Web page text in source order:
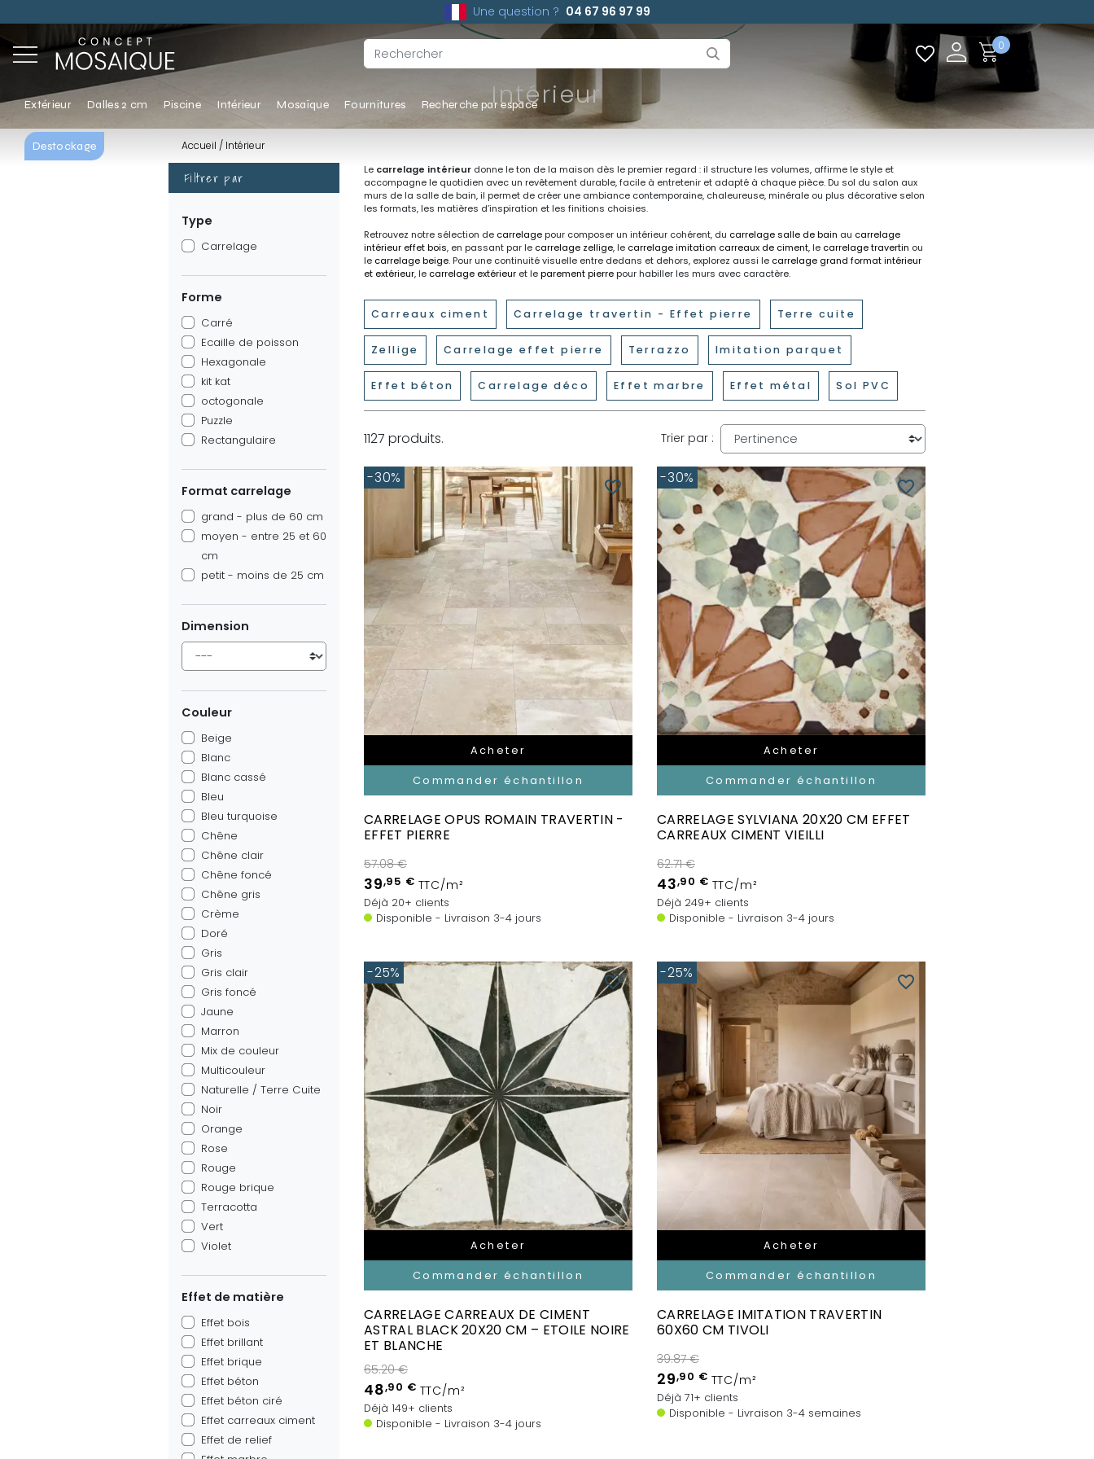
Une question ? 04 67 96 97 99
Extérieur Dalles 2 cm Piscine Intérieur Mosaïque Fournitures Recherche par espace
Destockage
0
Intérieur
Accueil Intérieur
Filtrer par
Type
Carrelage
Forme
Carré
Ecaille de poisson
Hexagonale
kit kat
octogonale
Puzzle
Rectangulaire
Format carrelage
grand - plus de 60 cm
moyen - entre 25 et 60
cm
petit - moins de 25 cm
Dimension
Couleur
Beige
Blanc
Blanc cassé
Bleu
Bleu turquoise
Chêne
Chêne clair
Chêne foncé
Chêne gris
Crème
Doré
Gris
Gris clair
Gris foncé
Jaune
Marron
Mix de couleur
Multicouleur
Naturelle / Terre Cuite
Noir
Orange
Rose
Rouge
Rouge brique
Terracotta
Vert
Violet
Effet de matière
Effet bois
Effet brillant
Effet brique
Effet béton
Effet béton ciré
Effet carreaux ciment
Effet de relief
Le carrelage intérieur donne le ton de la maison dès le premier regard : il structure les volumes, affirme le style et
accompagne le quotidien avec un revêtement durable, facile à entretenir et adapté à chaque pièce. Du sol du salon aux
murs de la salle de bain, il permet de créer une ambiance contemporaine, chaleureuse, minérale ou plus décorative selon
les formats, les matières d’inspiration et les finitions choisies.
Retrouvez notre sélection de carrelage pour composer un intérieur cohérent, du carrelage salle de bain au carrelage
intérieur effet bois, en passant par le carrelage zellige, le carrelage imitation carreaux de ciment, le carrelage travertin ou
le carrelage beige. Pour une continuité visuelle entre dedans et dehors, explorez aussi le carrelage grand format intérieur
et extérieur, le carrelage extérieur et leparement pierre pour habiller les murs avec caractère.
Carreaux ciment Carrelage travertin - Effet pierre Terre cuite
Zellige Carrelage effet pierre Terrazzo Imitation parquet
Effet béton Carrelage déco Effet marbre Effet métal Sol PVC
1127 produits. Trier par :
Acheter
Commander échantillon
favorite_border
CARRELAGE OPUS ROMAIN TRAVERTIN -
EFFET PIERRE
57.08 €
39,95 € TTC/m²
Déjà 20+ clients
Disponible - Livraison 3-4 jours
-30%
Acheter
Commander échantillon
favorite_border
CARRELAGE SYLVIANA 20X20 CM EFFET
CARREAUX CIMENT VIEILLI
62.71 €
43,90 € TTC/m²
Déjà 249+ clients
Disponible - Livraison 3-4 jours
-30%
Acheter
Commander échantillon
favorite_border
CARRELAGE CARREAUX DE CIMENT
ASTRAL BLACK 20X20 CM – ETOILE NOIRE
ET BLANCHE
65.20 €
48,90 € TTC/m²
Déjà 149+ clients
Disponible - Livraison 3-4 jours
-25%
Acheter
Commander échantillon
favorite_border
CARRELAGE IMITATION TRAVERTIN
60X60 CM TIVOLI
39.87 €
29,90 € TTC/m²
Déjà 71+ clients
Disponible - Livraison 3-4 semaines
-25%